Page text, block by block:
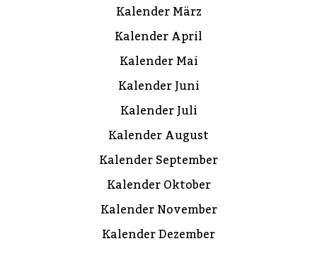
Kalender März
Kalender April
Kalender Mai
Kalender Juni
Kalender Juli
Kalender August
Kalender September
Kalender Oktober
Kalender November
Kalender Dezember